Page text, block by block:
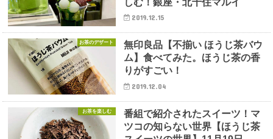
2019.12.15
お茶のデザート
無印良品【不揃い ほうじ茶バウ
ム】食べてみた。ほうじ茶の香
りがすごい！
2019.12.04
お茶を楽しむ
番組で紹介されたスイーツ！マ
ツコの知らない世界【ほうじ茶